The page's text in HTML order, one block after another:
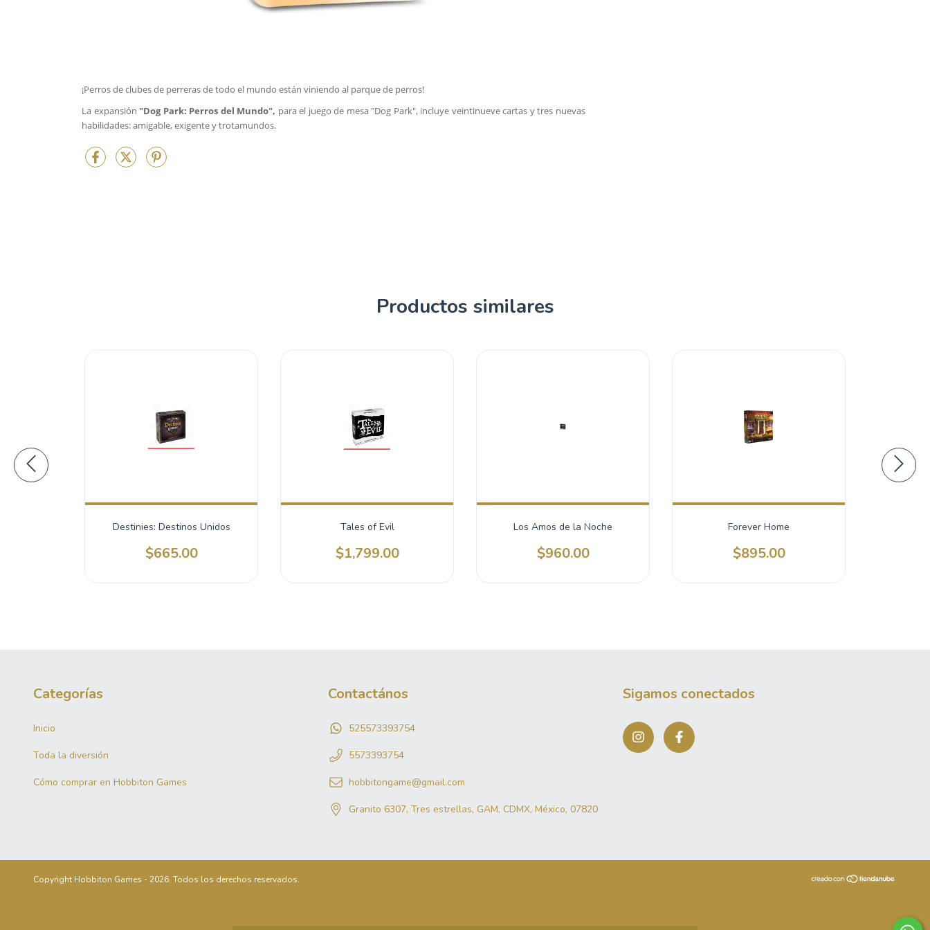
¡Perros de clubes de perreras de todo el mundo están viniendo al parque de perros!
La expansión "Dog Park: Perros del Mundo", para el juego de mesa "Dog Park", incluye veintinueve cartas y tres nuevas
habilidades: amigable, exigente y trotamundos.
Productos similares
Destinies: Destinos Unidos
$665.00
Tales of Evil
$1,799.00
Los Amos de la Noche
$960.00
Forever Home
$895.00
Categorías
Inicio
Toda la diversión
Cómo comprar en Hobbiton Games
Contactános
525573393754
5573393754
hobbitongame@gmail.com
Granito 6307, Tres estrellas, GAM, CDMX, México, 07820
Sigamos conectados
Copyright Hobbiton Games - 2026. Todos los derechos reservados.